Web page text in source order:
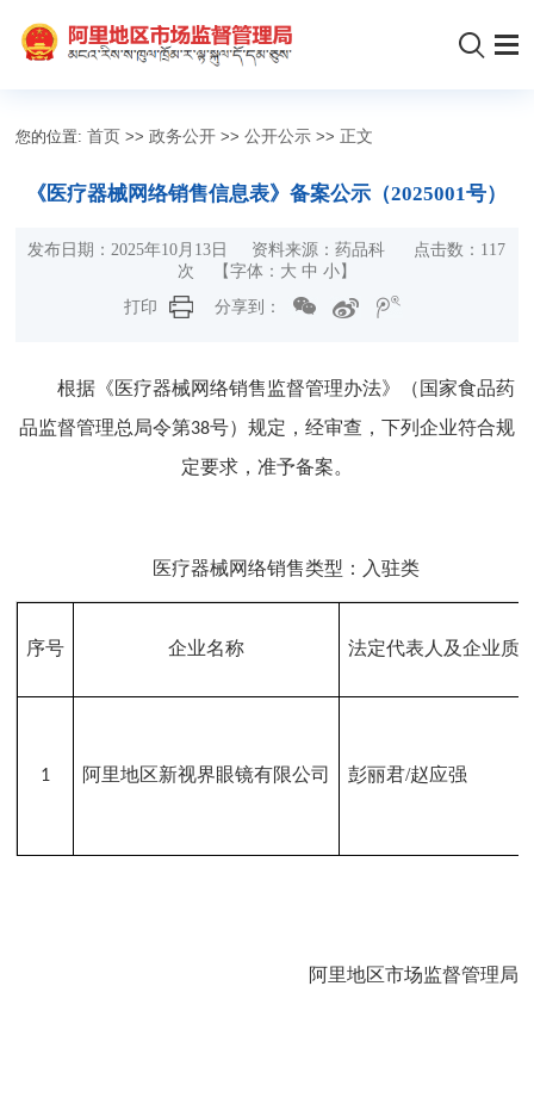
您的位置:首页 >>政务公开 >>公开公示 >> 正文
《医疗器械网络销售信息表》备案公示（2025001号）
发布日期：2025年10月13日 资料来源：药品科 点击数： 117
次
【字体： 大 中 小】
打印
分享到：
根据《医疗器械网络销售监督管理办法》（国家食品药
品监督管理总局令第38号）规定，经审查，下列企业符合规
定要求，准予备案。
医疗器械网络销售类型：入驻类
序号 企业名称 法定代表人及企业质
1 阿里地区新视界眼镜有限公司 彭丽君/赵应强
阿里地区市场监督管理局